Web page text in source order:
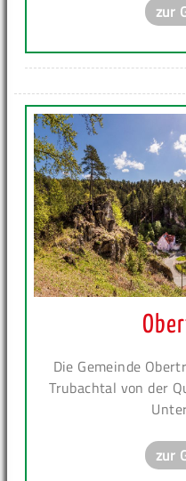
zur
Die Gemeinde
Trubachtal von der
zur